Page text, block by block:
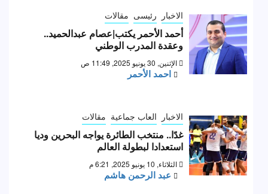
الاخبار رئيسى مقالات
أحمد الأحمر يكتب|عصام عبدالحميد..
وعقدة المدرب الوطني
الإثنين, 30 يونيو 2025, 11:49 ص
احمد الأحمر
الاخبار العاب جماعية مقالات
غدًا.. منتخب الطائرة يواجه البحرين وديا
استعدادا لبطولة العالم
الثلاثاء, 10 يونيو 2025, 6:21 م
عبد الرحمن هاشم